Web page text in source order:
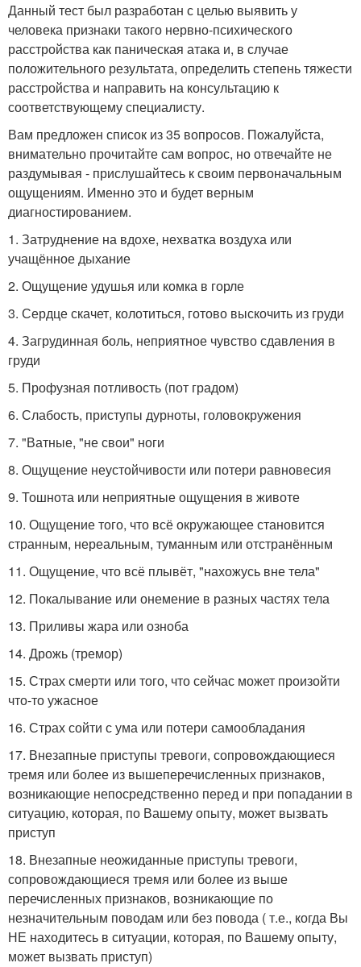
Данный тест был разработан с целью выявить у
человека признаки такого нервно-психического
расстройства как паническая атака и, в случае
положительного результата, определить степень тяжести
расстройства и направить на консультацию к
соответствующему специалисту.
Вам предложен список из 35 вопросов. Пожалуйста,
внимательно прочитайте сам вопрос, но отвечайте не
раздумывая - прислушайтесь к своим первоначальным
ощущениям. Именно это и будет верным
диагностированием.
1. Затруднение на вдохе, нехватка воздуха или
учащённое дыхание
2. Ощущение удушья или комка в горле
3. Сердце скачет, колотиться, готово выскочить из груди
4. Загрудинная боль, неприятное чувство сдавления в
груди
5. Профузная потливость (пот градом)
6. Слабость, приступы дурноты, головокружения
7. "Ватные, "не свои" ноги
8. Ощущение неустойчивости или потери равновесия
9. Тошнота или неприятные ощущения в животе
10. Ощущение того, что всё окружающее становится
странным, нереальным, туманным или отстранённым
11. Ощущение, что всё плывёт, "нахожусь вне тела"
12. Покалывание или онемение в разных частях тела
13. Приливы жара или озноба
14. Дрожь (тремор)
15. Страх смерти или того, что сейчас может произойти
что-то ужасное
16. Страх сойти с ума или потери самообладания
17. Внезапные приступы тревоги, сопровождающиеся
тремя или более из вышеперечисленных признаков,
возникающие непосредственно перед и при попадании в
ситуацию, которая, по Вашему опыту, может вызвать
приступ
18. Внезапные неожиданные приступы тревоги,
сопровождающиеся тремя или более из выше
перечисленных признаков, возникающие по
незначительным поводам или без повода ( т.е., когда Вы
НЕ находитесь в ситуации, которая, по Вашему опыту,
может вызвать приступ)